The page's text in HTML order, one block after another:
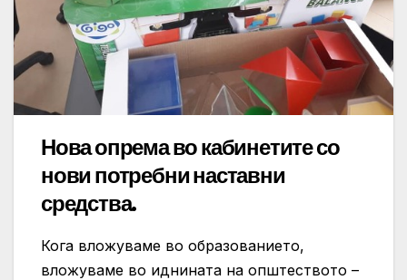
Нова опрема во кабинетите со
нови потребни наставни
средства.
Кога вложуваме во образованието,
вложуваме во иднината на општеството –